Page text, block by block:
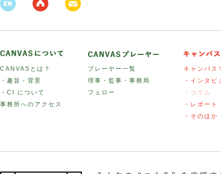
CANVASとは？
・趣旨・背景
・CI について
事務所へのアクセス
プレーヤー一覧
理事・監事・事務局
フェロー
キャンバス
・インタビ
・コラム
・レポート
・そのほか